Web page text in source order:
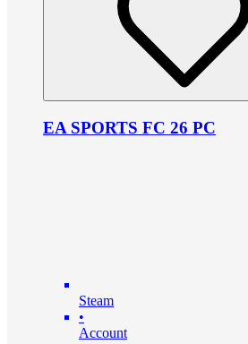
EA SPORTS FC 26 PC
Steam
•
Account